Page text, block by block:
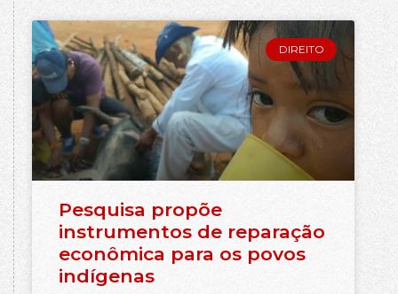
DIREITO
Pesquisa propõe
instrumentos de reparação
econômica para os povos
indígenas